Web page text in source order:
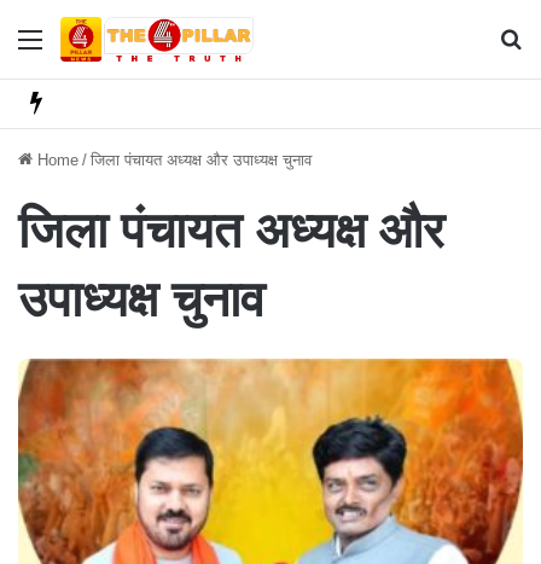
Menu
Home / जिला पंचायत अध्यक्ष और उपाध्यक्ष चुनाव
जिला पंचायत अध्यक्ष और
उपाध्यक्ष चुनाव